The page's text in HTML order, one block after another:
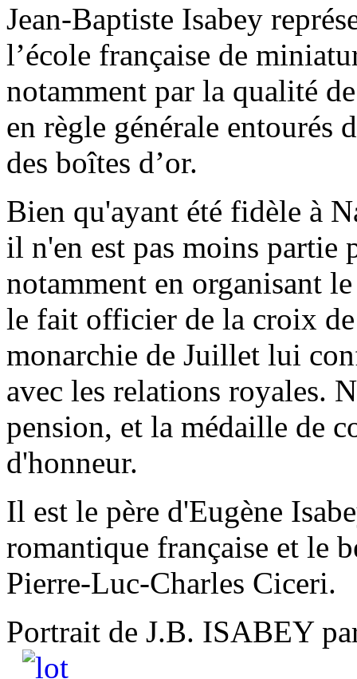
Jean-Baptiste Isabey
l’école française de
notamment par la qualité
en règle générale entourés
des boîtes d’or.
Bien qu'ayant été fidèle à
il n'en est pas moins partie
notamment en organisant
le fait officier de la croix
monarchie de Juillet lui
avec les relations royales.
pension, et la médaille de
d'honneur.
Il est le père d'Eugène
romantique française et le
Pierre-Luc-Charles Ciceri.
Portrait de J.B. ISABEY